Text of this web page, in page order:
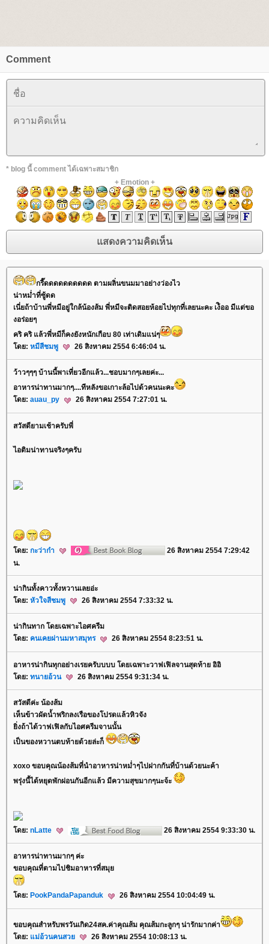
Comment
* blog นี้ comment ได้เฉพาะสมาชิก
+ Emotion+
กรี๊ดดดดดดดดดด ตามผลิ่นขนมมาอย่างว่องไว
น่าหม่ำที่ซู้ดด
เนี่ยถ้าบ้านพี่หมีอยู่ใกล้น้องส้ม พี่หมีจะติดสอยห้อยไปทุกที่เลยนะคะ เง้ิออ มีแต่ขอ
งอร่อยๆ
คริ คริ แล้วพี่หมีก็คงยังหนักเกือบ 80 เท่าเดิมแน่ๆ
ดย: หมีสีชมพู 26 สิงหาคม 2554 6:46:04 น.
ว้าวๆๆๆ บ้านนี้พาเที่ยวอีกแล้ว...ชอบมากๆเลยค่ะ...
อาหารน่าทานมากๆ....ทีหลังขอเกาะล้อไปด้วคนนะคะ
ดย: auau_py 26 สิงหาคม 2554 7:27:01 น.
สวัสดียามเช้าครับพี่
ไอติมน่าทานจริงๆครับ
ดย: กะว่าก๋า
26 สิงหาคม 2554 7:29:42
น.
น่ากินทั้งคาวทั้งหวานเลยอ่ะ
ดย: หัวใจสีชมพู 26 สิงหาคม 2554 7:33:32 น.
น่ากินทาก โดยเฉพาะไอศครีม
ดย: คนเคยผ่านมหาสมุทร 26 สิงหาคม 2554 8:23:51 น.
อาหารน่ากินทุกอย่างเรยครับบบบ โดยเฉพาะวาฟเฟิลจานสุดท้าย อิอิ
ดย: ทนายอ้วน 26 สิงหาคม 2554 9:31:34 น.
สวัสดีค่ะ น้องส้ม
เห็นข้าวผัดน้ำพริกลงเรือของโปรดแล้วหิวจัง
ิ่งถ้าได้วาฟเฟิลกับไอศครีมจานนั้น
เป็นของหวานตบท้ายด้วยล่ะก็
xoxo ขอบคุณน้องส้มที่นำอาหารน่าหม่ำๆไปฝากกันที่บ้านด้วยนะค้า
พรุ่งนี้ได้หยุดพักผ่อนกันอีกแล้ว มีความสุขมากๆนะจ้ะ
ดย: nLatte 26 สิงหาคม 2554 9:33:30 น.
อาหารน่าทานมากๆ ค่ะ
ขอบคุณที่ตามไปชิมอาหารที่สมุ
ดย: PookPandaPapanduk 26 สิงหาคม 2554 10:04:49 น.
ขอบคุณสำหรับพรวันเกิด24สค.ค่าคุณส้ม คุณส้มกะลูกๆ น่ารักมากค่า
ดย: ม่อ้วนคนสว 26 สิงหาคม 2554 10:08:13 น.